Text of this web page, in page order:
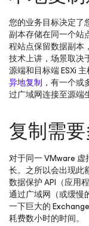
您的业务目标决定了
副本存储在同一个站
程站点保留数据副本
技术上讲，场景取决
源端和目标端 ESXi
异地复制 ，有一个
过广域网连接至源端
复制需
对于同一 VMware
长。之所以会出现此
数据保护 API（应用
通过广域网（或缓慢
一下巨大的
耗费数小时的时间。